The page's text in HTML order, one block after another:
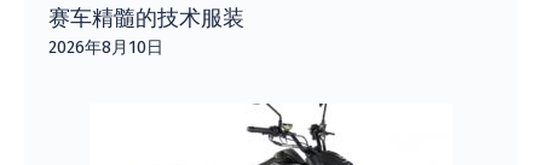
赛车精髓的技术服装
2026年8月10日